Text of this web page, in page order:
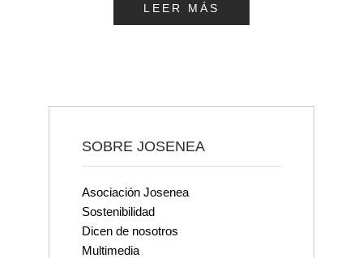
LEER MÁS
SOBRE JOSENEA
Asociación Josenea
Sostenibilidad
Dicen de nosotros
Multimedia